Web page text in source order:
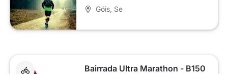
Góis , Se
Bairrada Ultra Marathon - B150